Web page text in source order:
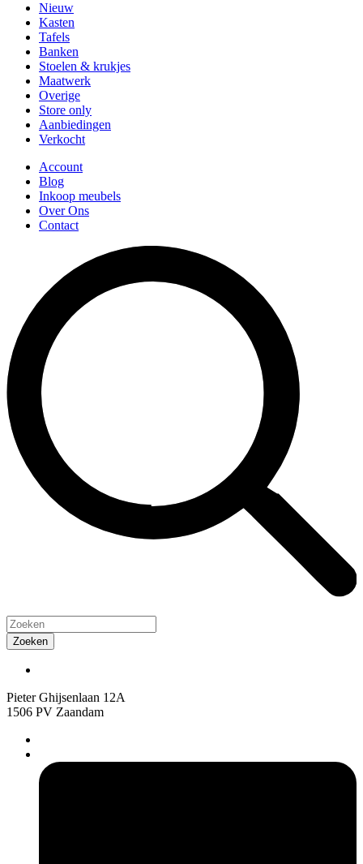
Nieuw
Kasten
Tafels
Banken
Stoelen & krukjes
Maatwerk
Overige
Store only
Aanbiedingen
Verkocht
Account
Blog
Inkoop meubels
Over Ons
Contact
Pieter Ghijsenlaan 12A
1506 PV Zaandam